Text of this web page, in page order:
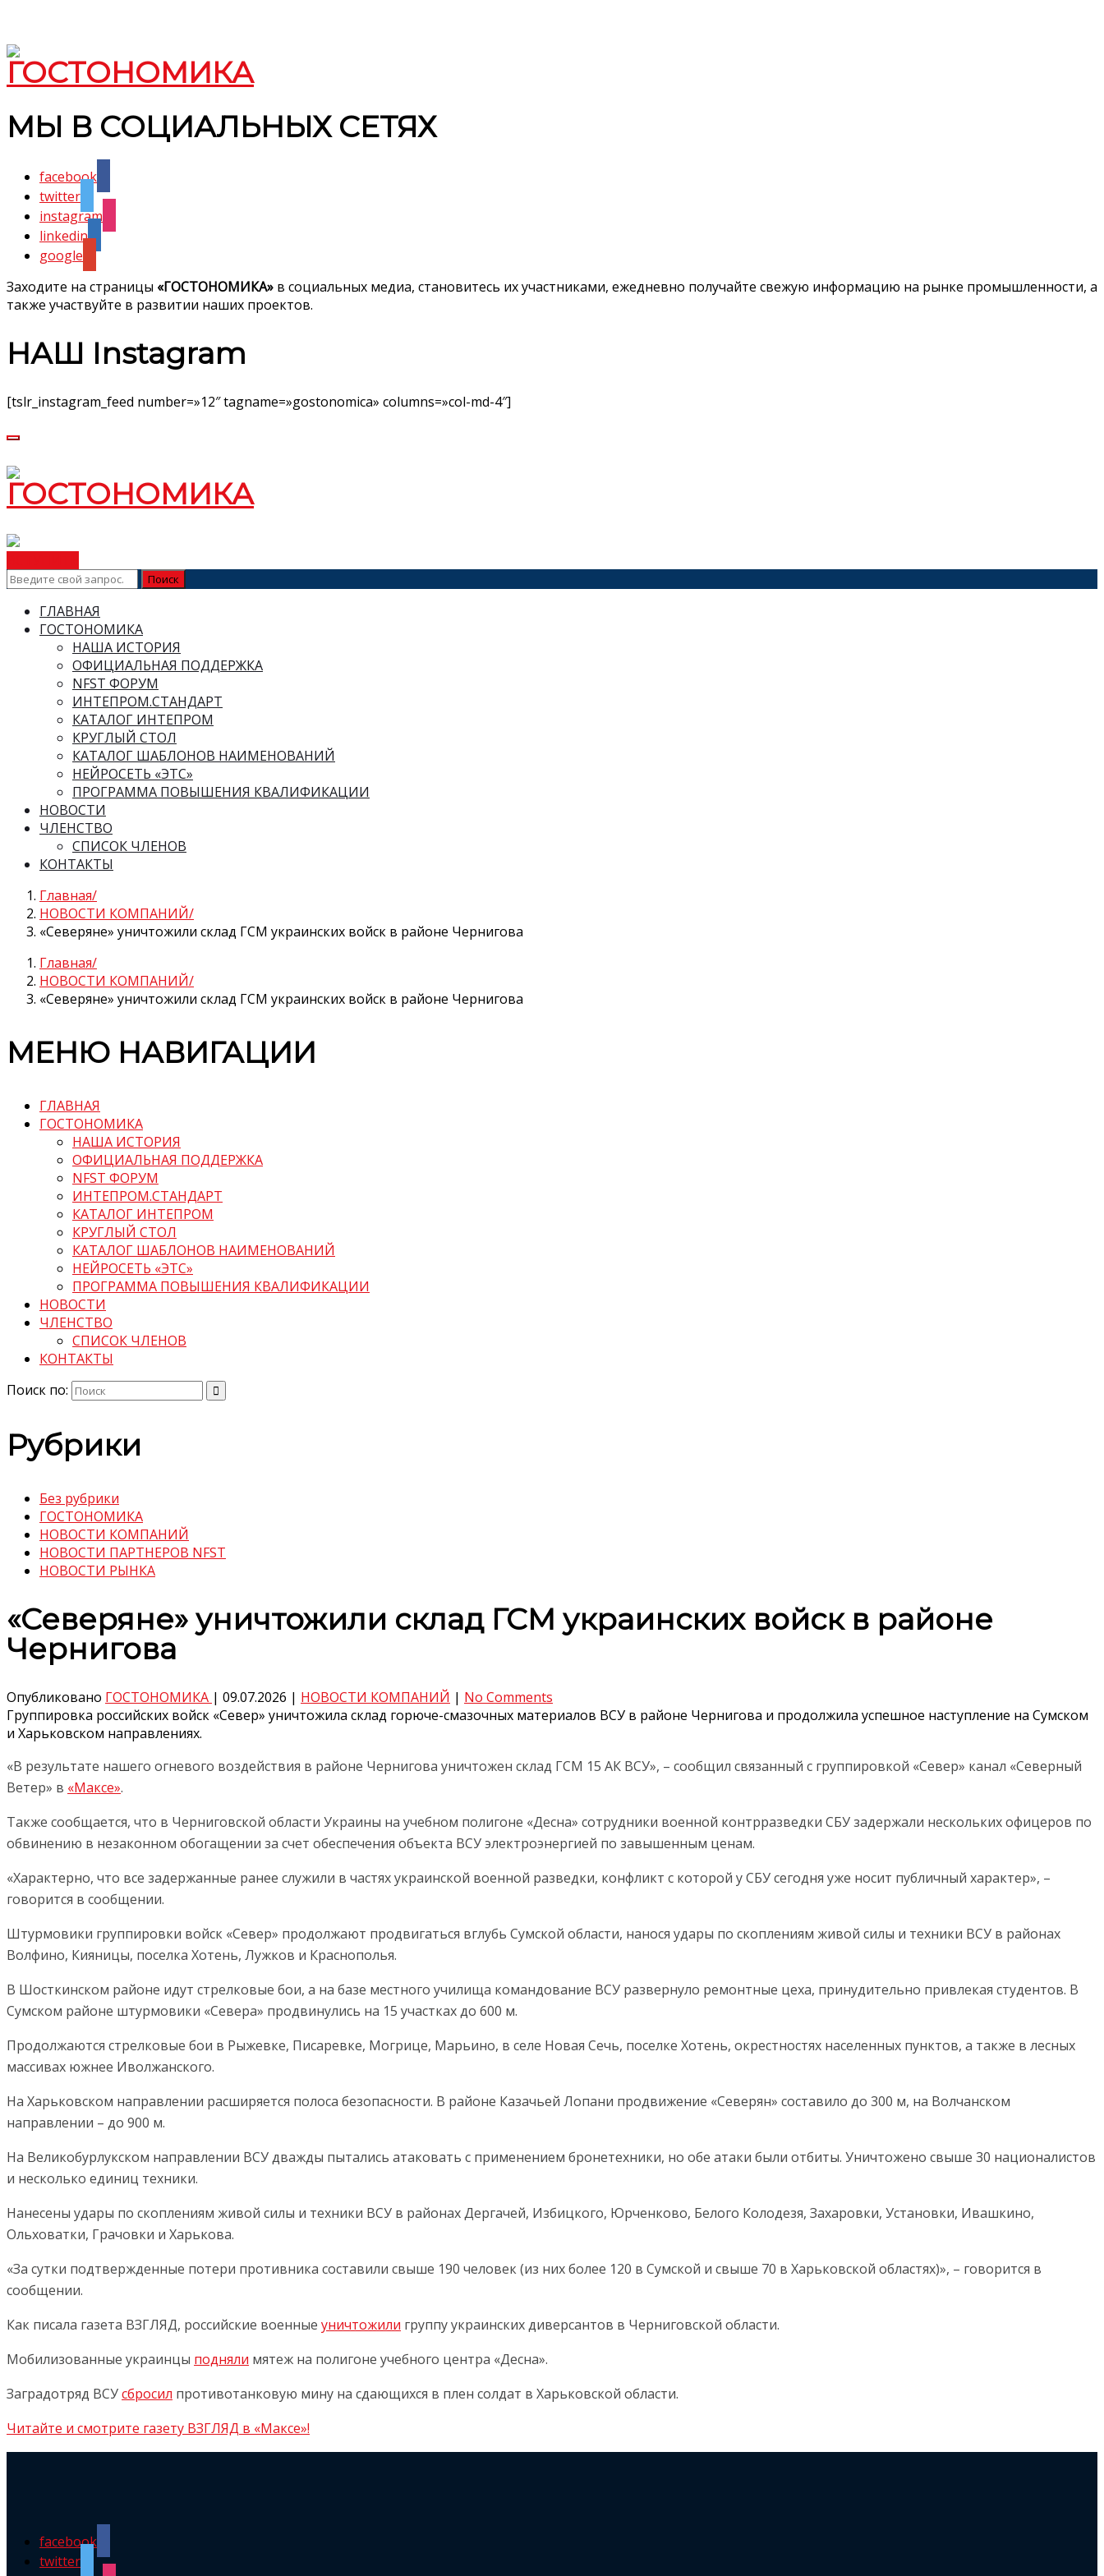
МЫ В СОЦИАЛЬНЫХ СЕТЯХ
facebook
twitter
instagram
linkedin
google
Заходите на страницы «ГОСТОНОМИКА» в социальных медиа, становитесь их участниками, ежедневно получайте свежую информацию на рынке промышленности, а
также участвуйте в развитии наших проектов.
НАШ Instagram
[tslr_instagram_feed number=»12″ tagname=»gostonomica» columns=»col-md-4″]
ГЛАВНАЯ
ГОСТОНОМИКА
НАША ИСТОРИЯ
ОФИЦИАЛЬНАЯ ПОДДЕРЖКА
NFST ФОРУМ
ИНТЕПРОМ.СТАНДАРТ
КАТАЛОГ ИНТЕПРОМ
КРУГЛЫЙ СТОЛ
КАТАЛОГ ШАБЛОНОВ НАИМЕНОВАНИЙ
НЕЙРОСЕТЬ «ЭТС»
ПРОГРАММА ПОВЫШЕНИЯ КВАЛИФИКАЦИИ
НОВОСТИ
ЧЛЕНСТВО
СПИСОК ЧЛЕНОВ
КОНТАКТЫ
Главная
НОВОСТИ КОМПАНИЙ
«Северяне» уничтожили склад ГСМ украинских войск в районе Чернигова
Главная
НОВОСТИ КОМПАНИЙ
«Северяне» уничтожили склад ГСМ украинских войск в районе Чернигова
МЕНЮ НАВИГАЦИИ
ГЛАВНАЯ
ГОСТОНОМИКА
НАША ИСТОРИЯ
ОФИЦИАЛЬНАЯ ПОДДЕРЖКА
NFST ФОРУМ
ИНТЕПРОМ.СТАНДАРТ
КАТАЛОГ ИНТЕПРОМ
КРУГЛЫЙ СТОЛ
КАТАЛОГ ШАБЛОНОВ НАИМЕНОВАНИЙ
НЕЙРОСЕТЬ «ЭТС»
ПРОГРАММА ПОВЫШЕНИЯ КВАЛИФИКАЦИИ
НОВОСТИ
ЧЛЕНСТВО
СПИСОК ЧЛЕНОВ
КОНТАКТЫ
Поиск по:
Рубрики
Без рубрики
ГОСТОНОМИКА
НОВОСТИ КОМПАНИЙ
НОВОСТИ ПАРТНЕРОВ NFST
НОВОСТИ РЫНКА
«Северяне» уничтожили склад ГСМ украинских войск в районе
Чернигова
Опубликовано ГОСТОНОМИКА | 09.07.2026 | НОВОСТИ КОМПАНИЙ | No Comments
Группировка российских войск «Север» уничтожила склад горюче-смазочных материалов ВСУ в районе Чернигова и продолжила успешное наступление на Сумском
и Харьковском направлениях.
«В результате нашего огневого воздействия в районе Чернигова уничтожен склад ГСМ 15 АК ВСУ», – сообщил связанный с группировкой «Север» канал «Северный
Ветер» в «Максе».
Также сообщается, что в Черниговской области Украины на учебном полигоне «Десна» сотрудники военной контрразведки СБУ задержали нескольких офицеров по
обвинению в незаконном обогащении за счет обеспечения объекта ВСУ электроэнергией по завышенным ценам.
«Характерно, что все задержанные ранее служили в частях украинской военной разведки, конфликт с которой у СБУ сегодня уже носит публичный характер», –
говорится в сообщении.
Штурмовики группировки войск «Север» продолжают продвигаться вглубь Сумской области, нанося удары по скоплениям живой силы и техники ВСУ в районах
Волфино, Кияницы, поселка Хотень, Лужков и Краснополья.
В Шосткинском районе идут стрелковые бои, а на базе местного училища командование ВСУ развернуло ремонтные цеха, принудительно привлекая студентов. В
Сумском районе штурмовики «Севера» продвинулись на 15 участках до 600 м.
Продолжаются стрелковые бои в Рыжевке, Писаревке, Могрице, Марьино, в селе Новая Сечь, поселке Хотень, окрестностях населенных пунктов, а также в лесных
массивах южнее Иволжанского.
На Харьковском направлении расширяется полоса безопасности. В районе Казачьей Лопани продвижение «Северян» составило до 300 м, на Волчанском
направлении – до 900 м.
На Великобурлукском направлении ВСУ дважды пытались атаковать с применением бронетехники, но обе атаки были отбиты. Уничтожено свыше 30 националистов
и несколько единиц техники.
Нанесены удары по скоплениям живой силы и техники ВСУ в районах Дергачей, Избицкого, Юрченково, Белого Колодезя, Захаровки, Установки, Ивашкино,
Ольховатки, Грачовки и Харькова.
«За сутки подтвержденные потери противника составили свыше 190 человек (из них более 120 в Сумской и свыше 70 в Харьковской областях)», – говорится в
сообщении.
Как писала газета ВЗГЛЯД, российские военные уничтожили группу украинских диверсантов в Черниговской области.
Мобилизованные украинцы подняли мятеж на полигоне учебного центра «Десна».
Заградотряд ВСУсбросил противотанковую мину на сдающихся в плен солдат в Харьковской области.
Читайте и смотрите газету ВЗГЛЯД в «Максе»!
facebook
twitter